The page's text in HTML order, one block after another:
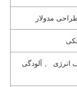
مدولار
、 آلودگی